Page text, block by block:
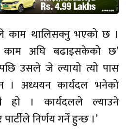
काम थालिसक्नु भएको छ ।
अघि बढाइसकेको छ’
उसले जे ल्यायो त्यो पास
। अध्ययन कार्यदल भनेको
हो । कार्यदलले ल्याउने
निर्णय गर्ने हुन्छ ।’